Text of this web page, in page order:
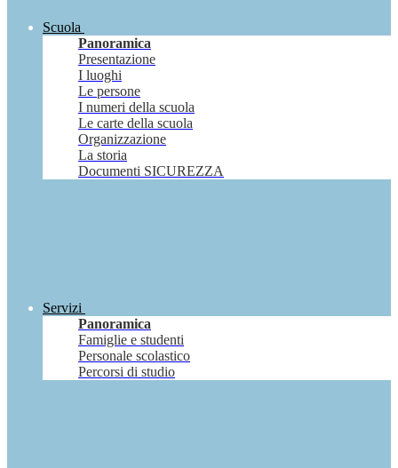
Scuola
Panoramica
Presentazione
I luoghi
Le persone
I numeri della scuola
Le carte della scuola
Organizzazione
La storia
Documenti SICUREZZA
Servizi
Panoramica
Famiglie e studenti
Personale scolastico
Percorsi di studio